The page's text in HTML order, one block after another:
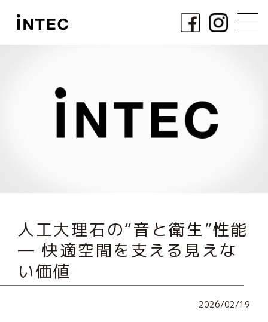
人工大理石の“音と衛生”性能
― 快適空間を支える見えな
い価値
2026/02/19